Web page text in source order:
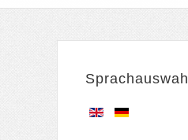
Sprachauswahl